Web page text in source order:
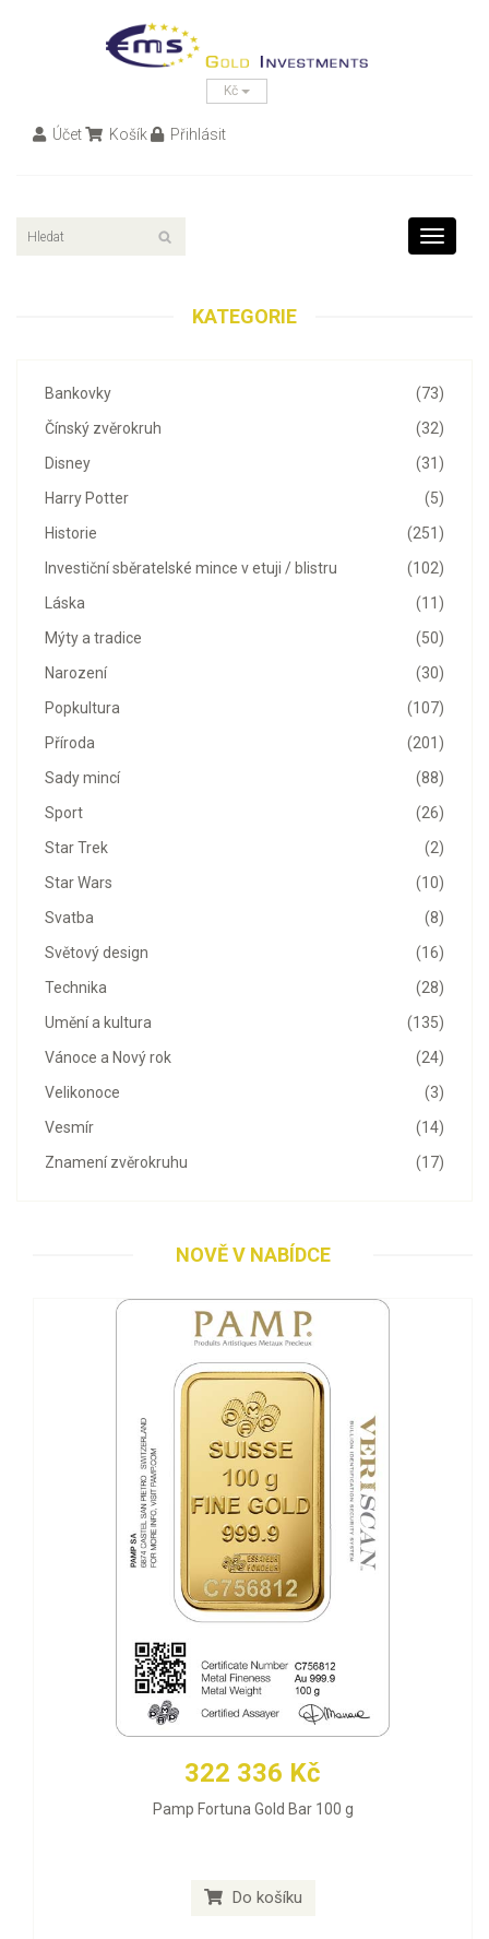
Kč
Účet Košík Přihlásit
Toggle
KATEGORIE
(73)
Bankovky
(32)
Čínský zvěrokruh
(31)
Disney
(5)
Harry Potter
(251)
Historie
(102)
Investiční sběratelské mince v etuji / blistru
(11)
Láska
(50)
Mýty a tradice
(30)
Narození
(107)
Popkultura
(201)
Příroda
(88)
Sady mincí
(26)
Sport
(2)
Star Trek
(10)
Star Wars
(8)
Svatba
(16)
Světový design
(28)
Technika
(135)
Umění a kultura
(24)
Vánoce a Nový rok
(3)
Velikonoce
(14)
Vesmír
(17)
Znamení zvěrokruhu
NOVĚ V NABÍDCE
322 336 Kč
Pamp Fortuna Gold Bar 100 g
Do košíku